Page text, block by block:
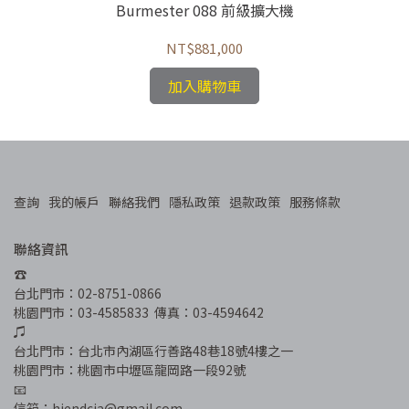
Burmester 088 前級擴大機
NT$881,000
加入購物車
查詢 我的帳戶 聯絡我們 隱私政策 退款政策 服務條款
聯絡資訊
☎︎
台北門市：02-8751-0866
桃園門市：03-4585833  傳真：03-4594642
♫
台北門市：台北市內湖區行善路48巷18號4樓之一
桃園門市：桃園市中壢區龍岡路一段92號
📧